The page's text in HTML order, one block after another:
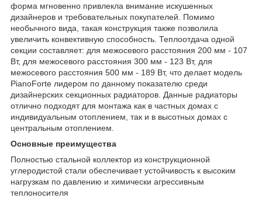
форма мгновенно привлекла внимание искушенных
дизайнеров и требовательных покупателей. Помимо
необычного вида, такая конструкция также позволила
увеличить конвективную способность. Теплоотдача одной
секции составляет: для межосевого расстояния 200 мм - 107
Вт, для межосевого расстояния 300 мм - 123 Вт, для
межосевого расстояния 500 мм - 189 Вт, что делает модель
PianoForte лидером по данному показателю среди
дизайнерских секционных радиаторов. Данные радиаторы
отлично подходят для монтажа как в частных домах с
индивидуальным отоплением, так и в высотных домах с
центральным отоплением.
Основные преимущества
Полностью стальной коллектор из конструкционной
углеродистой стали обеспечивает устойчивость к высоким
нагрузкам по давлению и химически агрессивным
теплоносителя